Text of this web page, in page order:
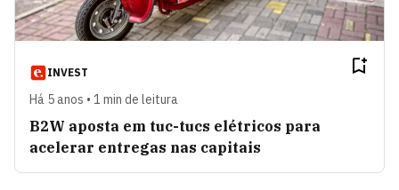
INVEST
Há 5 anos • 1 min de leitura
B2W aposta em tuc-tucs elétricos para
acelerar entregas nas capitais